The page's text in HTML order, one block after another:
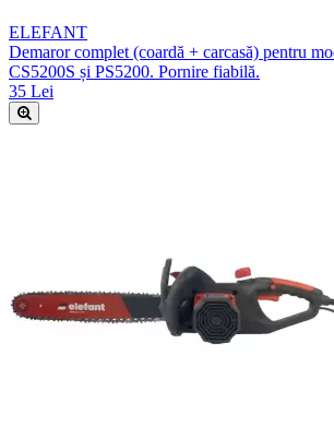
ELEFANT
Demaror complet (coardă + carcasă) pentru
CS5200S și PS5200. Pornire fiabilă.
35 Lei